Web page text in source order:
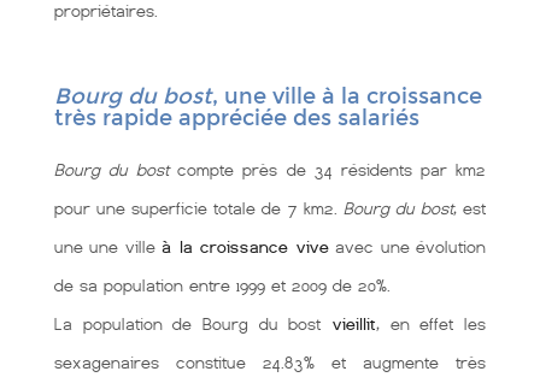
propriétaires.
Bourg du bost, une ville à la croissance
très rapide appréciée des salariés
Bourg du bostcompte près de 34 résidents par km2
pour une superficie totale de 7 km2. Bourg du bost, est
une une villeà la croissance viveavec une évolution
de sa population entre 1999 et 2009 de 20%.
La population de Bourg du bost vieillit, en effet les
sexagenaires constitue 24.83% et augmente très